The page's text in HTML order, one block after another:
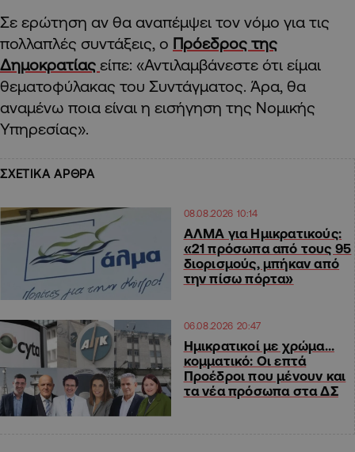
Σε ερώτηση αν θα αναπέμψει τον νόμο για τις
πολλαπλές συντάξεις, ο Πρόεδρος της
Δημοκρατίας είπε: «Αντιλαμβάνεστε ότι είμαι
θεματοφύλακας του Συντάγματος. Άρα, θα
αναμένω ποια είναι η εισήγηση της Νομικής
Υπηρεσίας».
ΣΧΕΤΙΚΑ ΑΡΘΡΑ
08.08.2026 10:14
ΑΛΜΑ για Ημικρατικούς:
«21 πρόσωπα από τους 95
διορισμούς, μπήκαν από
την πίσω πόρτα»
06.08.2026 20:47
Ημικρατικοί με χρώμα…
κομματικό: Οι επτά
Προέδροι που μένουν και
τα νέα πρόσωπα στα ΔΣ